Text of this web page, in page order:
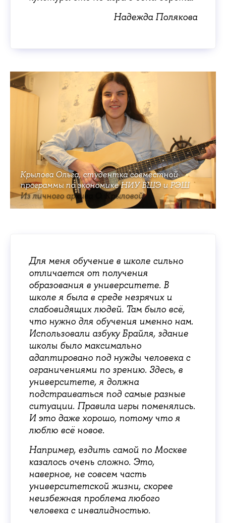
Надежда Полякова
Крылова Ольга, студентка совместной
программы по экономике НИУ ВШЭ и РЭШ
Из личного архива О. Крыловой
Для меня обучение в школе сильно
отличается от получения
образования в университете. В
школе я была в среде незрячих и
слабовидящих людей. Там было всё,
что нужно для обучения именно нам.
Использовали азбуку Брайля, здание
школы было максимально
адаптировано под нужды человека с
ограничениями по зрению. Здесь, в
университете, я должна
подстраиваться под самые разные
ситуации. Правила игры поменялись.
И это даже хорошо, потому что я
люблю всё новое.
Например, ездить самой по Москве
казалось очень сложно. Это,
наверное, не совсем часть
университетской жизни, скорее
неизбежная проблема любого
человека с инвалидностью.